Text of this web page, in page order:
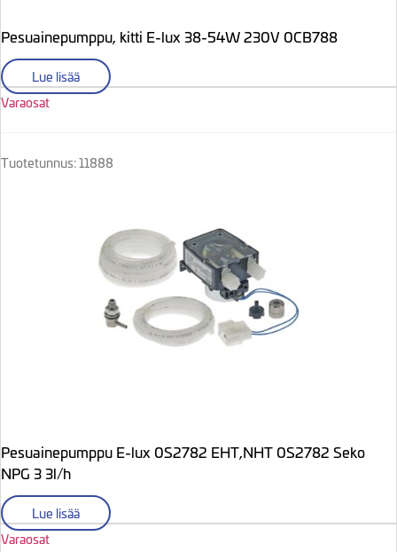
Pesuainepumppu, kitti E-lux 38-54W 230V 0CB788
Lue lisää
Varaosat
Tuotetunnus: 11888
Pesuainepumppu E-lux 0S2782 EHT,NHT 0S2782 Seko
NPG 3 3l/h
Lue lisää
Varaosat